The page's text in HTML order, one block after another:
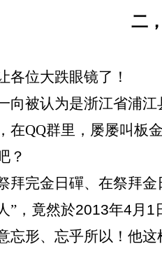
二
各位大跌眼镜了！
向被认为是浙江省浦
在QQ群里，屡屡叫板
？
拜完金日磾、在祭拜
”，竟然於2013年4月 1
忘形、忘乎所以！他